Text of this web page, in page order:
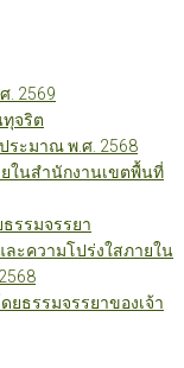
. 2569
ทุจริต
ระมาณ พ.ศ. 2568
ในสำนักงานเขตพื้นที่
รรมจรรยา
ะความโปร่งใสภายใน
ธรรมจรรยาของเจ้า